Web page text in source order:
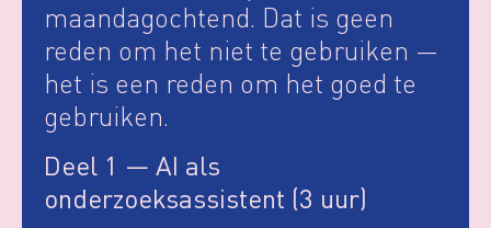
maandagochtend. Dat is geen
reden om het niet te gebruiken —
het is een reden om het goed te
gebruiken.
Deel 1 — AI als
onderzoeksassistent (3 uur)